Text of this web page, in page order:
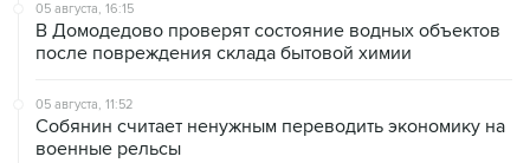
05 августа, 16:15
В Домодедово проверят состояние водных объектов
после повреждения склада бытовой химии
05 августа, 11:52
Собянин считает ненужным переводить экономику на
военные рельсы